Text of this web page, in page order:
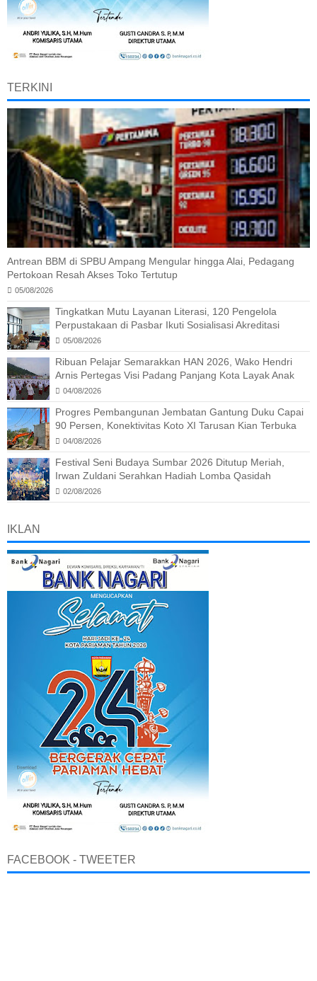
TERKINI
Antrean BBM di SPBU Ampang Mengular hingga Alai, Pedagang
Pertokoan Resah Akses Toko Tertutup
05/08/2026
Tingkatkan Mutu Layanan Literasi, 120 Pengelola
Perpustakaan di Pasbar Ikuti Sosialisasi Akreditasi
05/08/2026
Ribuan Pelajar Semarakkan HAN 2026, Wako Hendri
Arnis Pertegas Visi Padang Panjang Kota Layak Anak
04/08/2026
Progres Pembangunan Jembatan Gantung Duku Capai
90 Persen, Konektivitas Koto XI Tarusan Kian Terbuka
04/08/2026
Festival Seni Budaya Sumbar 2026 Ditutup Meriah,
Irwan Zuldani Serahkan Hadiah Lomba Qasidah
02/08/2026
IKLAN
FACEBOOK - TWEETER